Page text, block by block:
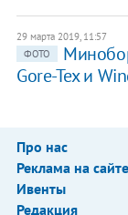
29 марта 2019, 11:57
ФОТО
Gore-Tex и
Про нас
Реклама на сайте
Ивенты
Редакция